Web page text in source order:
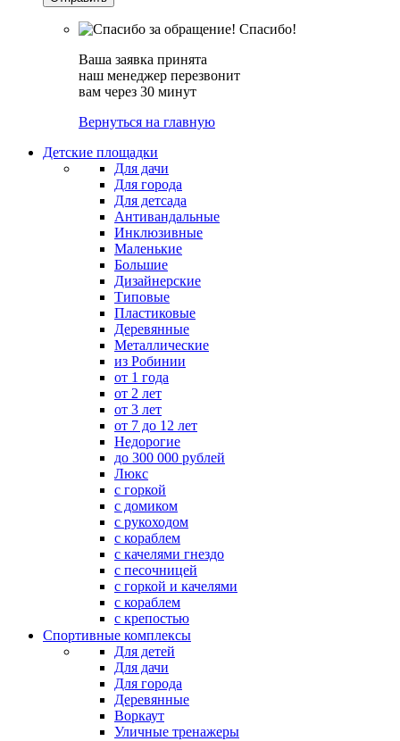
Спасибо!
Ваша заявка принята
наш менеджер перезвонит
вам через 30 минут
Вернуться на главную
Детские площадки
Для дачи
Для города
Для детсада
Антивандальные
Инклюзивные
Маленькие
Большие
Дизайнерские
Типовые
Пластиковые
Деревянные
Металлические
из Робинии
от 1 года
от 2 лет
от 3 лет
от 7 до 12 лет
Недорогие
до 300 000 рублей
Люкс
с горкой
с домиком
с рукоходом
с кораблем
с качелями гнездо
с песочницей
с горкой и качелями
с кораблем
с крепостью
Спортивные комплексы
Для детей
Для дачи
Для города
Деревянные
Воркаут
Уличные тренажеры